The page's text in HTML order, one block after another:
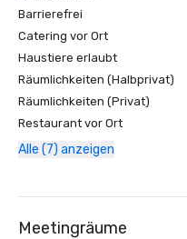
Barrierefrei
Catering vor Ort
Haustiere erlaubt
Räumlichkeiten (Halbprivat)
Räumlichkeiten (Privat)
Restaurant vor Ort
Alle (7) anzeigen
Meetingräume